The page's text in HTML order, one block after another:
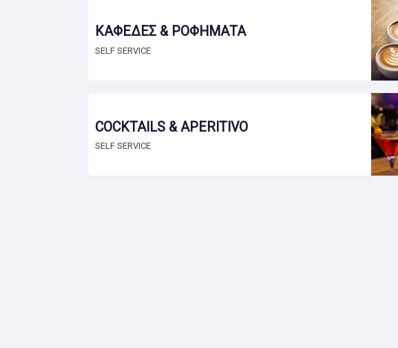
ΚΑΦΕΔΕΣ & ΡΟΦΗΜΑΤΑ
SELF SERVICE
COCKTAILS & APERITIVO
SELF SERVICE